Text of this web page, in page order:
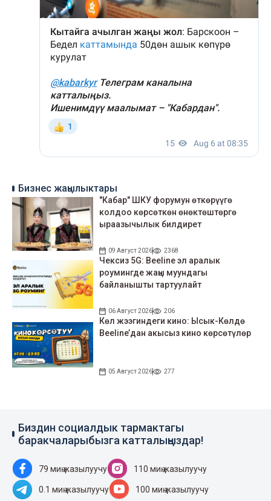
Бизнес жаңылыктары
"Кабар" ШКУ форумун өткөрүүгө
колдоо көрсөткөн өнөктөштөргө
ыраазычылык билдирет
09 Август 2026 2368
Чексиз 5G: Beeline эл аралык
роумингде жаңы муундагы
байланышты тартуулайт
06 Август 2026 206
Көл жээгиндеги кино: Ысык-Көлдө
Beeline’дан акысыз кино көрсөтүлөр
05 Август 2026 277
Биздин социалдык тармактагы
баракчаларыбызга катталыңыздар!
79 миң жазылуучу 110 миң жазылуучу
0.1 миң жазылуучу 100 миң жазылуучу